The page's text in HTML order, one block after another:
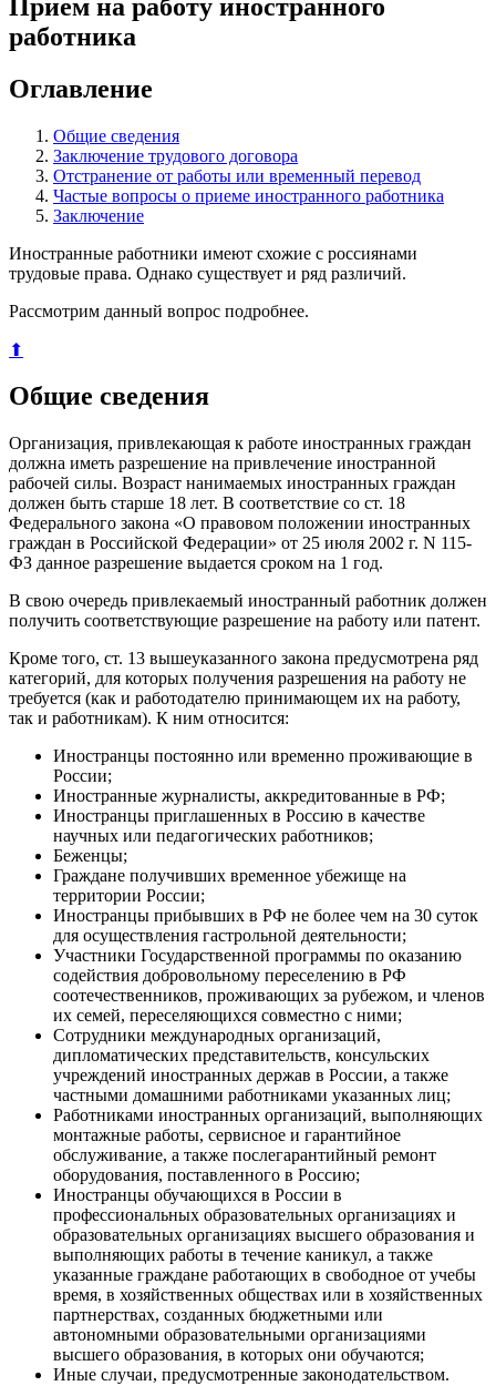
Прием на работу иностранного
работника
Оглавление
Общие сведения
Заключение трудового договора
Отстранение от работы или временный перевод
Частые вопросы о приеме иностранного работника
Заключение
Иностранные работники имеют схожие с россиянами
трудовые права. Однако существует и ряд различий.
Рассмотрим данный вопрос подробнее.
⬆
Общие сведения
Организация, привлекающая к работе иностранных граждан
должна иметь разрешение на привлечение иностранной
рабочей силы. Возраст нанимаемых иностранных граждан
должен быть старше 18 лет. В соответствие со ст. 18
Федерального закона «О правовом положении иностранных
граждан в Российской Федерации» от 25 июля 2002 г. N 115-
ФЗ данное разрешение выдается сроком на 1 год.
В свою очередь привлекаемый иностранный работник должен
получить соответствующие разрешение на работу или патент.
Кроме того, ст. 13 вышеуказанного закона предусмотрена ряд
категорий, для которых получения разрешения на работу не
требуется (как и работодателю принимающем их на работу,
так и работникам). К ним относится:
Иностранцы постоянно или временно проживающие в
России;
Иностранные журналисты, аккредитованные в РФ;
Иностранцы приглашенных в Россию в качестве
научных или педагогических работников;
Беженцы;
Граждане получивших временное убежище на
территории России;
Иностранцы прибывших в РФ не более чем на 30 суток
для осуществления гастрольной деятельности;
Участники Государственной программы по оказанию
содействия добровольному переселению в РФ
соотечественников, проживающих за рубежом, и членов
их семей, переселяющихся совместно с ними;
Сотрудники международных организаций,
дипломатических представительств, консульских
учреждений иностранных держав в России, а также
частными домашними работниками указанных лиц;
Работниками иностранных организаций, выполняющих
монтажные работы, сервисное и гарантийное
обслуживание, а также послегарантийный ремонт
оборудования, поставленного в Россию;
Иностранцы обучающихся в России в
профессиональных образовательных организациях и
образовательных организациях высшего образования и
выполняющих работы в течение каникул, а также
указанные граждане работающих в свободное от учебы
время, в хозяйственных обществах или в хозяйственных
партнерствах, созданных бюджетными или
автономными образовательными организациями
высшего образования, в которых они обучаются;
Иные случаи, предусмотренные законодательством.